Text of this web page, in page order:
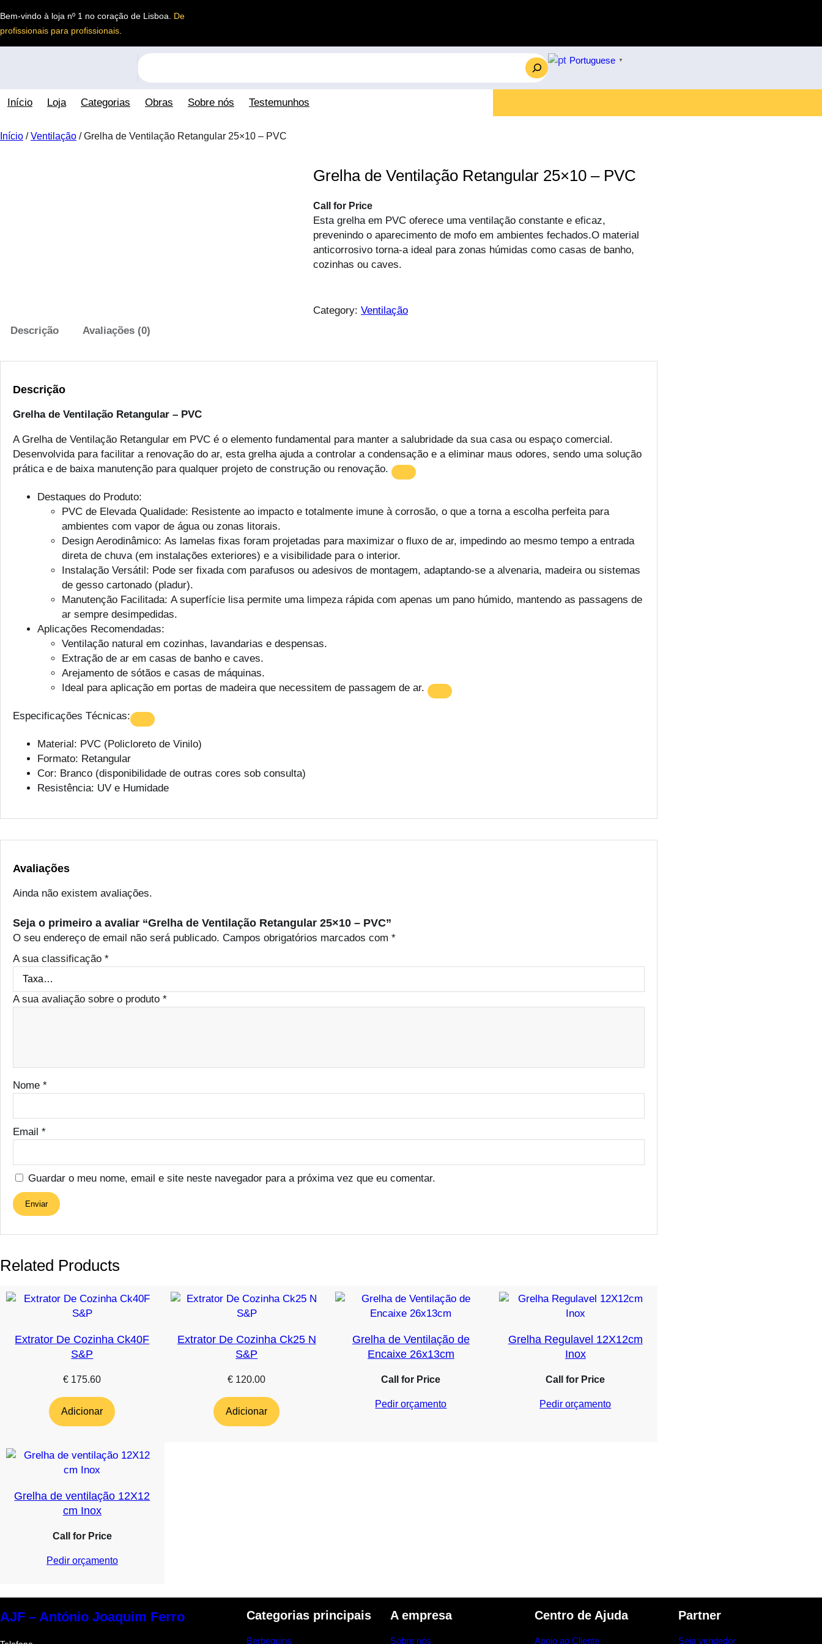
para
o
conteúdo
Bem-vindo à loja nº 1 no coração de Lisboa. De
profissionais para profissionais
S
e
a
h
Portuguese ▼
Início Loja Categorias Obras Sobre nós Testemunhos
Início /Ventilação / Grelha de Ventilação Retangular 25×10 – PVC
Grelha de Ventilação Retangular 25×10 – PVC
Call for Price
Esta grelha em PVC oferece uma ventilação constante e eficaz,
prevenindo o aparecimento de mofo em ambientes fechados.O material
anticorrosivo torna-a ideal para zonas húmidas como casas de banho,
cozinhas ou caves.
Category: Ventilação
Descrição
Avaliações (0)
Descrição
Grelha de Ventilação Retangular – PVC
A Grelha de Ventilação Retangular em PVC é o elemento fundamental para manter a salubridade da sua casa ou espaço comercial.
Desenvolvida para facilitar a renovação do ar, esta grelha ajuda a controlar a condensação e a eliminar maus odores, sendo uma solução
prática e de baixa manutenção para qualquer projeto de construção ou renovação.
Destaques do Produto:
PVC de Elevada Qualidade: Resistente ao impacto e totalmente imune à corrosão, o que a torna a escolha perfeita para
ambientes com vapor de água ou zonas litorais.
Design Aerodinâmico: As lamelas fixas foram projetadas para maximizar o fluxo de ar, impedindo ao mesmo tempo a entrada
direta de chuva (em instalações exteriores) e a visibilidade para o interior.
Instalação Versátil: Pode ser fixada com parafusos ou adesivos de montagem, adaptando-se a alvenaria, madeira ou sistemas
de gesso cartonado (pladur).
Manutenção Facilitada: A superfície lisa permite uma limpeza rápida com apenas um pano húmido, mantendo as passagens de
ar sempre desimpedidas.
Aplicações Recomendadas:
Ventilação natural em cozinhas, lavandarias e despensas.
Extração de ar em casas de banho e caves.
Arejamento de sótãos e casas de máquinas.
Ideal para aplicação em portas de madeira que necessitem de passagem de ar.
Especificações Técnicas:
Material: PVC (Policloreto de Vinilo)
Formato: Retangular
Cor: Branco (disponibilidade de outras cores sob consulta)
Resistência: UV e Humidade
Avaliações
Ainda não existem avaliações.
Seja o primeiro a avaliar “Grelha de Ventilação Retangular 25×10 – PVC”
O seu endereço de email não será publicado. Campos obrigatórios marcados com *
A sua classificação *
A sua avaliação sobre o produto *
Nome *
Email *
Guardar o meu nome, email e site neste navegador para a próxima vez que eu comentar.
Related Products
Extrator De Cozinha Ck40F
S&P
€ 175.60
Adicionar
Extrator De Cozinha Ck25 N
S&P
€ 120.00
Adicionar
Grelha de Ventilação de
Encaixe 26x13cm
Call for Price
Pedir orçamento
Grelha Regulavel 12X12cm
Inox
Call for Price
Pedir orçamento
Grelha de ventilação 12X12
cm Inox
Call for Price
Pedir orçamento
AJF – António Joaquim Ferro Categorias principais
Berbequins
A empresa
Sobre nós
Centro de Ajuda
Apoio ao Cliente
Partner
Seja vendedor